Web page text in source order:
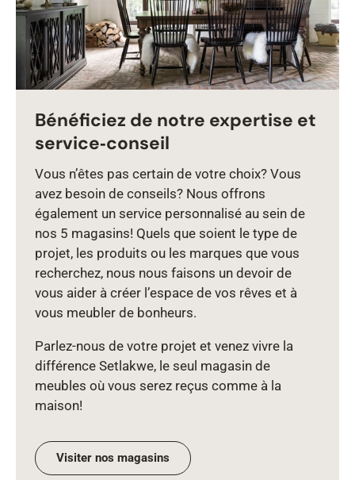
Bénéficiez de notre expertise et
service‑conseil
Vous n’êtes pas certain de votre choix? Vous
avez besoin de conseils? Nous offrons
également un service personnalisé au sein de
nos 5 magasins! Quels que soient le type de
projet, les produits ou les marques que vous
recherchez, nous nous faisons un devoir de
vous aider à créer l’espace de vos rêves et à
vous meubler de bonheurs.
Parlez‑nous de votre projet et venez vivre la
différence Setlakwe, le seul magasin de
meubles où vous serez reçus comme à la
maison!
Visiter nos magasins